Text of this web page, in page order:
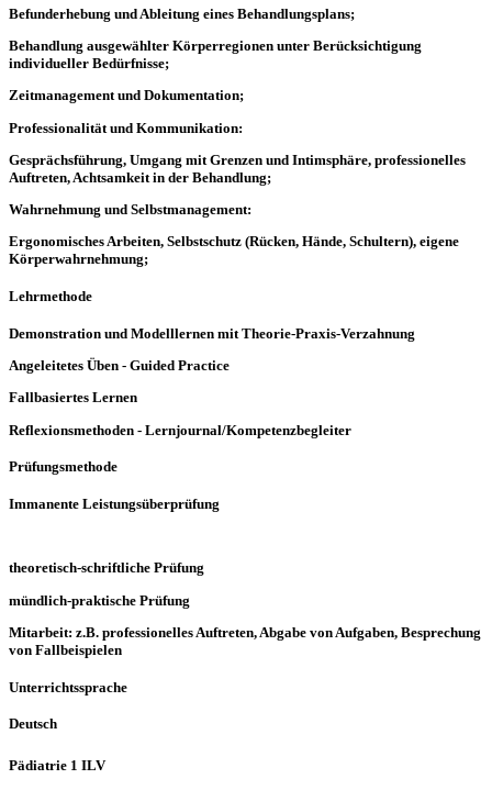
Befunderhebung und Ableitung eines Behandlungsplans;
Behandlung ausgewählter Körperregionen unter Berücksichtigung
individueller Bedürfnisse;
Zeitmanagement und Dokumentation;
Professionalität und Kommunikation:
Gesprächsführung, Umgang mit Grenzen und Intimsphäre, professionelles
Auftreten, Achtsamkeit in der Behandlung;
Wahrnehmung und Selbstmanagement:
Ergonomisches Arbeiten, Selbstschutz (Rücken, Hände, Schultern), eigene
Körperwahrnehmung;
Lehrmethode
Demonstration und Modelllernen mit Theorie-Praxis-Verzahnung
Angeleitetes Üben - Guided Practice
Fallbasiertes Lernen
Reflexionsmethoden - Lernjournal/Kompetenzbegleiter
Prüfungsmethode
Immanente Leistungsüberprüfung
theoretisch-schriftliche Prüfung
mündlich-praktische Prüfung
Mitarbeit: z.B. professionelles Auftreten, Abgabe von Aufgaben, Besprechung
von Fallbeispielen
Unterrichtssprache
Deutsch
Pädiatrie 1 ILV